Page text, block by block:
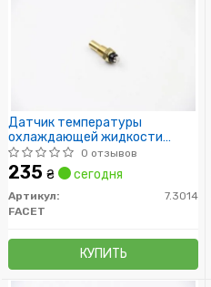
Датчик температуры
охлаждающей жидкости
Daewoo Lanos, Leganza, Nubira
I/II
0 отзывов
235 ₴ сегодня
Артикул:
7.3014
FACET
КУПИТЬ